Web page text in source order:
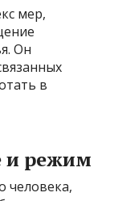
мер,
Он
в
и режим
человека,